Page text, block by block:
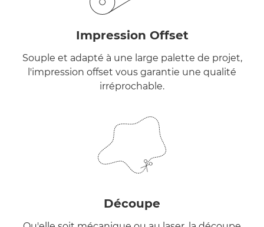
Impression Offset
Souple et adapté à une large palette de projet,
l'impression offset vous garantie une qualité
irréprochable.
Découpe